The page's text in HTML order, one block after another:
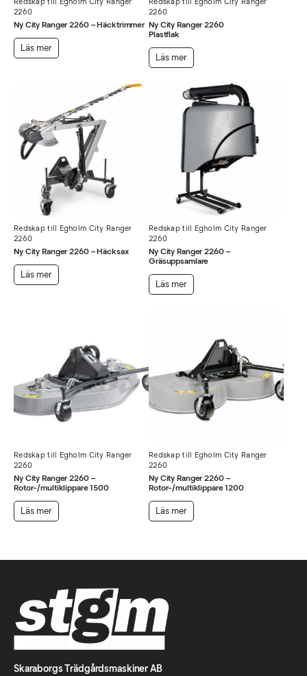
2260
Ny City Ranger 2260 – Häcktrimmer
Läs mer
2260
Ny City Ranger 2260
Plastflak
Läs mer
Redskap till Egholm City Ranger
2260
Ny City Ranger 2260 – Häcksax
Läs mer
Redskap till Egholm City Ranger
2260
Ny City Ranger 2260 –
Gräsuppsamlare
Läs mer
Redskap till Egholm City Ranger
2260
Ny City Ranger 2260 –
Rotor-/multiklippare 1500
Läs mer
Redskap till Egholm City Ranger
2260
Ny City Ranger 2260 –
Rotor-/multiklippare 1200
Läs mer
Skaraborgs Trädgårdsmaskiner AB